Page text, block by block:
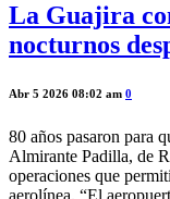
La Guajira
nocturnos
Abr 5 2026 08:02 am 0
80 años pasaron para
Almirante Padilla, de
operaciones que
aerolínea. “El